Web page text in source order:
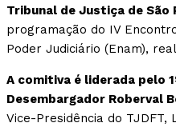
Tribunal de Justiça de São
programação do IV
Poder Judiciário (Enam),
A comitiva é liderada pelo
Desembargador Roberval
Vice-Presidência do TJDFT,